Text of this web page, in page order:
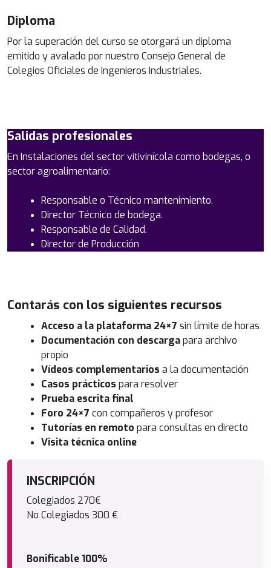
Intercambiadores
Necesidades eléctricas
Sistemas de control y sondas
Problemas y mantenimiento
Cuestionario de 20 preguntas de todo el curso. Su
objetivo es valorar la comprensión por parte del
alumno de los contenidos del curso referidos a las
Instalaciones Industriales Vitivinícolas de
Elaboración.
Diploma
Por la superación del curso se otorgará un diploma
emitido y avalado por nuestro Consejo General de
Colegios Oficiales de Ingenieros Industriales.
Salidas profesionales
En Instalaciones del sector vitivinícola como bodegas, o
sector agroalimentario:
Responsable o Técnico mantenimiento.
Director Técnico de bodega.
Responsable de Calidad.
Director de Producción
Contarás con los siguientes recursos
Acceso a la plataforma 24×7 sin límite de horas
Documentación con descargapara archivo
propio
Vídeos complementarios a la documentación
Casos prácticos para resolver
Prueba escrita final
Foro 24×7 con compañeros y profesor
Tutorías en remoto para consultas en directo
Visita técnica online
INSCRIPCIÓN
Colegiados 270€
No Colegiados 300 €
Bonificable 100%